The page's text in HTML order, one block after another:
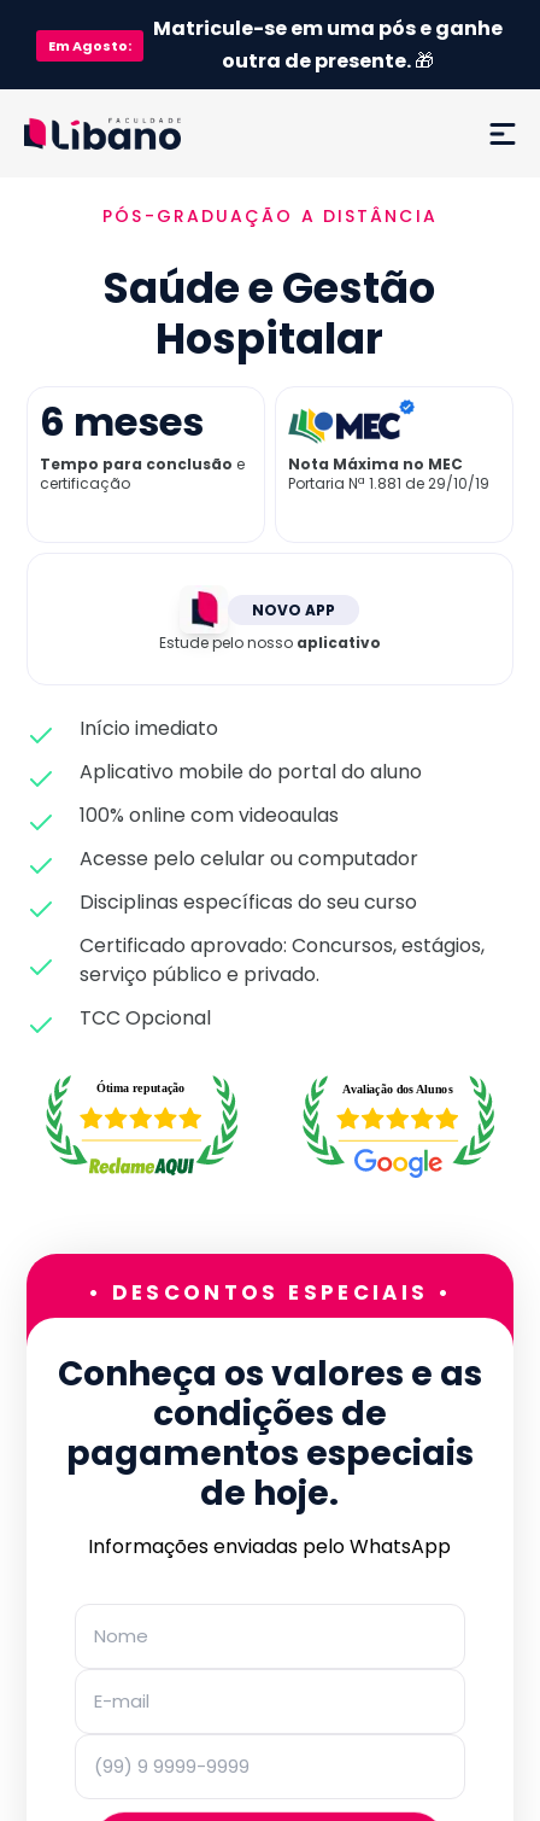
EmAgosto:
Matricule-se em uma pós e ganhe
outra de presente.🎁
Ementa
Como funciona
Credenciamento MEC
Preço
Já sou aluno
PÓS-GRADUAÇÃO A DISTÂNCIA
Saúde e Gestão
Hospitalar
6 meses
Tempo para conclusão e
certificação
Nota Máxima no MEC
Portaria Nª 1.881 de 29/10/19
NOVO APP
Estude pelo nosso aplicativo
Início imediato
Aplicativo mobile do portal do aluno
100% online com videoaulas
Acesse pelo celular ou computador
Disciplinas específicas do seu curso
Certificado aprovado: Concursos, estágios,
serviço público e privado.
TCC Opcional
• DESCONTOS ESPECIAIS •
Conheça os valores e as
condições de
pagamentos especiais
de hoje.
Informações enviadas pelo WhatsApp